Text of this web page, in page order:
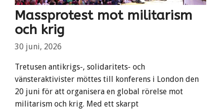
Massprotest mot militarism
och krig
30 juni, 2026
Tretusen antikrigs-, solidaritets- och
vänsteraktivister möttes till konferens i London den
20 juni för att organisera en global rörelse mot
militarism och krig. Med ett skarpt